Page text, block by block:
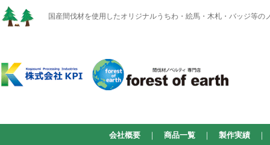
国産間伐材を使用したオリジナルうちわ・絵馬・木札・バッジ
会社概要 ｜ 商品一覧 ｜ 製作実績 ｜